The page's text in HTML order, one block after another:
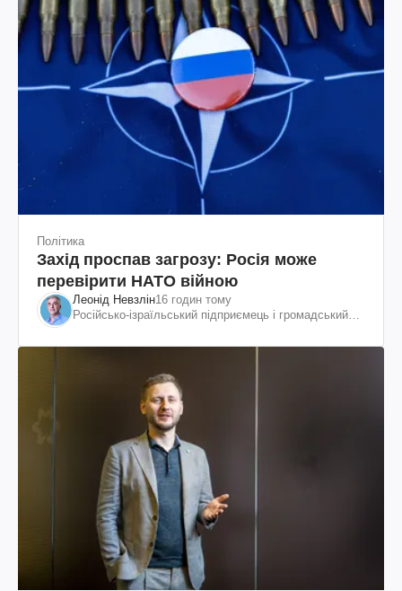
Політика
Захід проспав загрозу: Росія може
перевірити НАТО війною
Леонід Невзлін16 годин тому
Російсько-ізраїльський підприємець і громадський